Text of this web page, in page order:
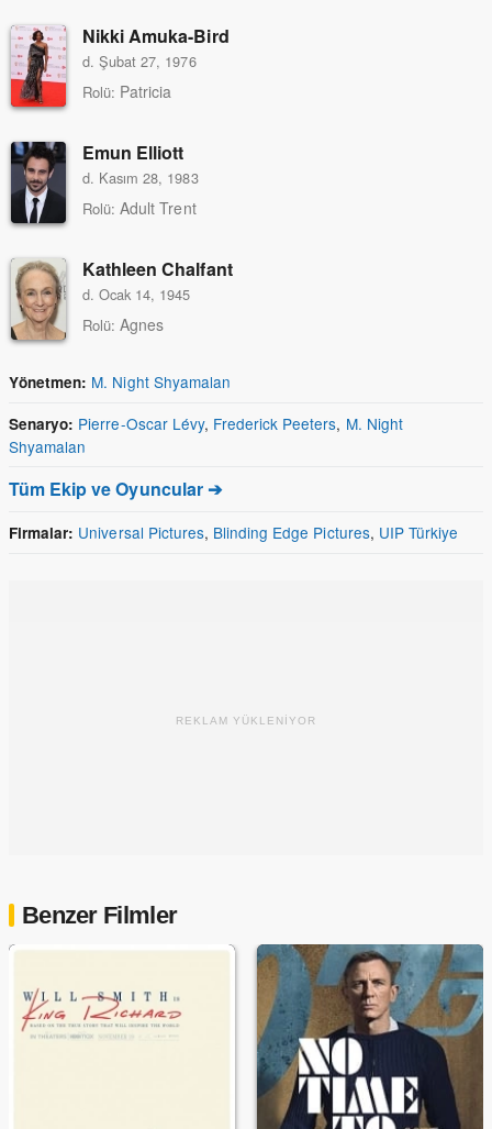
Nikki Amuka-Bird
d. Şubat 27, 1976
Rolü: Patricia
Emun Elliott
d. Kasım 28, 1983
Rolü: Adult Trent
Kathleen Chalfant
d. Ocak 14, 1945
Rolü: Agnes
Yönetmen: M. Night Shyamalan
Senaryo: Pierre-Oscar Lévy, Frederick Peeters, M. Night
Shyamalan
Tüm Ekip ve Oyuncular ➔
Firmalar: Universal Pictures, Blinding Edge Pictures, UIP Türkiye
REKLAM YÜKLENİYOR
Benzer Filmler